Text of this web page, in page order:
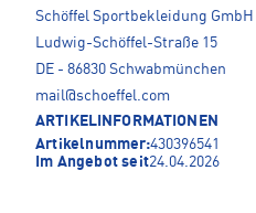
Schöffel Sportbekleidung GmbH
Ludwig-Schöffel-Straße 15
DE - 86830 Schwabmünchen
mail@schoeffel.com
ARTIKELINFORMATIONEN
Artikelnummer:430396541
Im Angebot seit24.04.2026